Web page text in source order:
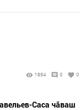
1864 0 0
Саса чăваш